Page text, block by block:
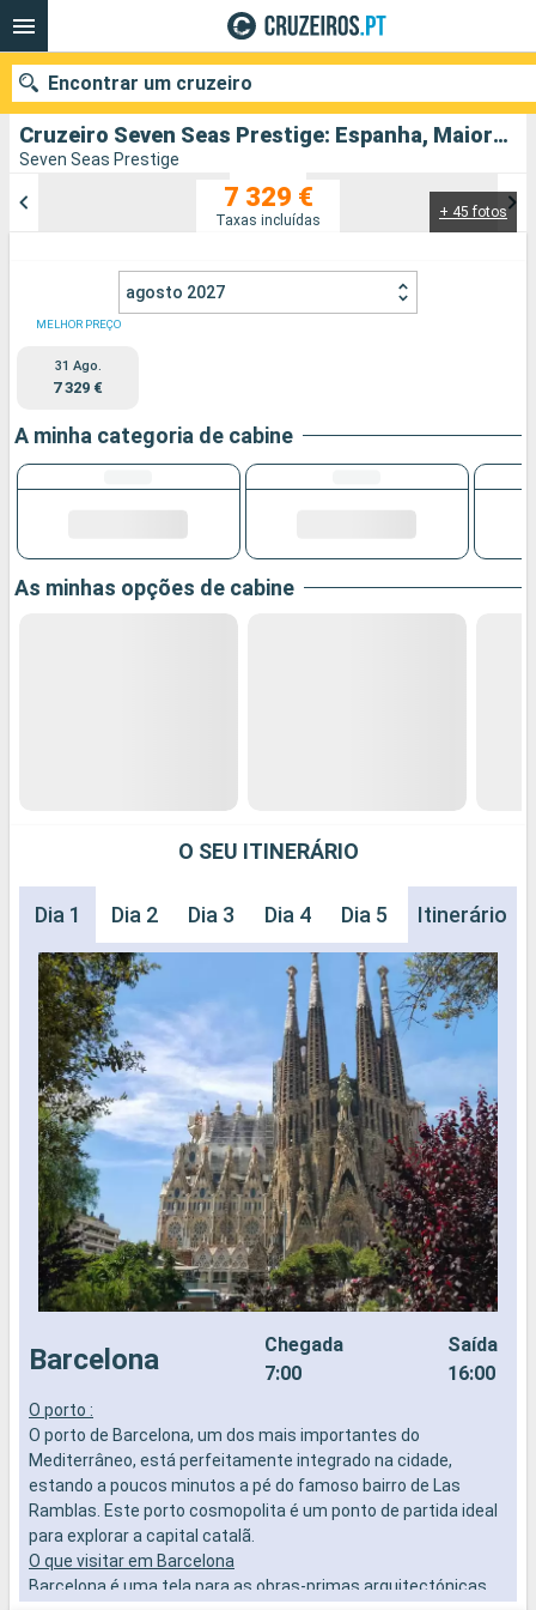
Cruzeiro Seven Seas Prestige: Espanha, Maiorca, França, Itália partindo de Barcelona
Seven Seas Prestige
+ 45 fotos
7 329 €
Taxas incluídas
agosto 2027
MELHOR PREÇO
31 Ago.
7 329 €
A minha categoria de cabine
As minhas opções de cabine
O SEU ITINERÁRIO
Dia 1 Dia 2 Dia 3 Dia 4 Dia 5 Dia 6 Dia
Itinerário
Barcelona
Chegada
7:00
Saída
16:00
O porto :
O porto de Barcelona, um dos mais importantes do
Mediterrâneo, está perfeitamente integrado na cidade,
estando a poucos minutos a pé do famoso bairro de Las
Ramblas. Este porto cosmopolita é um ponto de partida ideal
para explorar a capital catalã.
O que visitar em Barcelona
Barcelona é uma tela para as obras-primas arquitectónicas
Encontrar um cruzeiro
Data de partida
Portos